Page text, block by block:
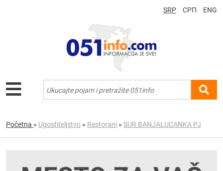
SRP СРП ENG
Početna » Ugostiteljstvo » Restorani » SUR BANJALUCANKA PJ